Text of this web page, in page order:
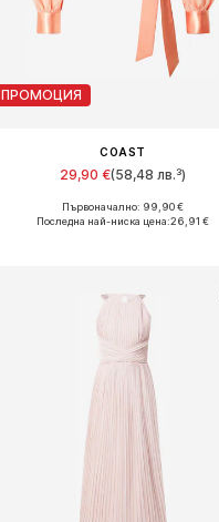
ПРОМОЦИЯ
COAST
29,90 €(58,48 лв.³)
Налични размери: L, XL, XXL, XXXL
Първоначално: 99,90 €
Последна най-ниска цена:26,91 €